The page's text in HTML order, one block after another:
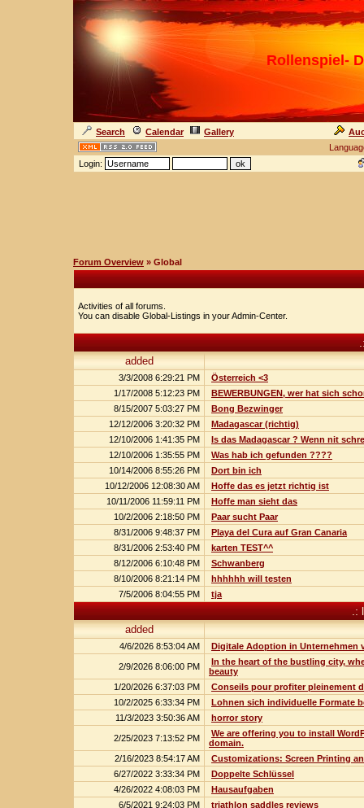
Rollenspiel-
Search Calendar Gallery
Login:
Forum Overview » Global
Activities of all forums.
You can disable Global-Listings in your Admin-Center.
added
3/3/2008 6:29:21 PM
Österreich <3
1/17/2008 5:12:23 PM
BEWERBUNGEN, wer hat sich
8/15/2007 5:03:27 PM
Bong Bezwinger
12/12/2006 3:20:32 PM
Madagascar (richtig)
12/10/2006 1:41:35 PM
Is das Madagascar ? Wenn nit
12/10/2006 1:35:55 PM
Was hab ich gefunden ????
10/14/2006 8:55:26 PM
Dort bin ich
10/12/2006 12:08:30 AM
Hoffe das es jetzt richtig ist
10/11/2006 11:59:11 PM
Hoffe man sieht das
10/2/2006 2:18:50 PM
Paar sucht Paar
8/31/2006 9:48:37 PM
Playa del Cura auf Gran Canaria
8/31/2006 2:53:40 PM
karten TEST^^
8/12/2006 6:10:48 PM
Schwanberg
8/10/2006 8:21:14 PM
hhhhhh will testen
7/5/2006 8:04:55 PM
tja
.:
added
4/6/2026 8:53:04 AM Digitale Adoption in Unternehmen
2/9/2026 8:06:00 PM
In the heart of the bustling city,
beauty
1/20/2026 6:37:03 PM
Conseils pour profiter pleinement
10/2/2025 6:33:34 PM
Lohnen sich individuelle Formate
11/3/2023 3:50:36 AM
horror story
2/25/2023 7:13:52 PM
We are offering you to install
domain.
2/16/2023 8:54:17 AM
Customizations: Screen Printing
6/27/2022 3:33:34 PM
Doppelte Schlüssel
4/26/2022 4:08:03 PM
Hausaufgaben
6/5/2021 9:24:03 PM
triathlon saddles reviews